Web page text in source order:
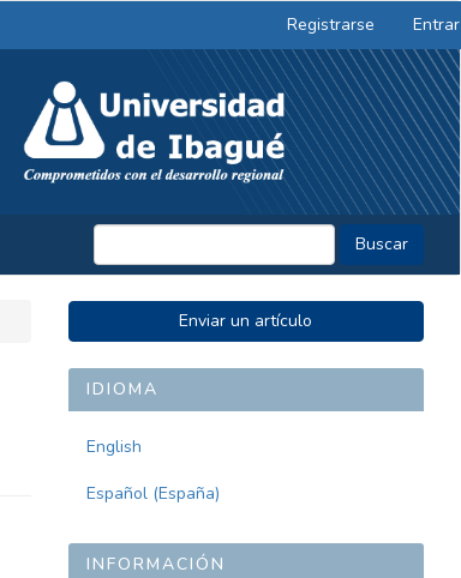
Registrarse Entrar
Buscar
ENVIAR
UN
ARTÍCULO
Enviar un artículo
IDIOMA
English
Español (España)
INFORMACIÓN